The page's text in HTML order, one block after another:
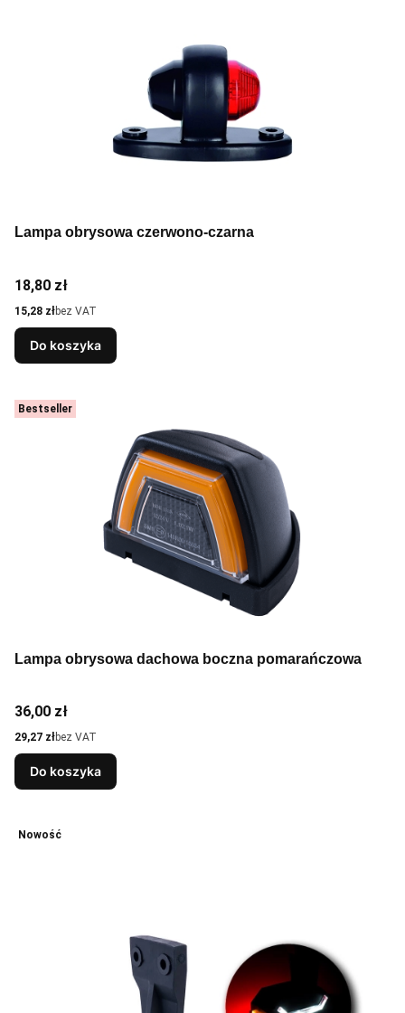
Lampa obrysowa czerwono-czarna
Cena
18,80 zł
Cena
15,28 złbez VAT
Do koszyka
Bestseller
Lampa obrysowa dachowa boczna pomarańczowa
Cena
36,00 zł
Cena
29,27 złbez VAT
Do koszyka
Nowość